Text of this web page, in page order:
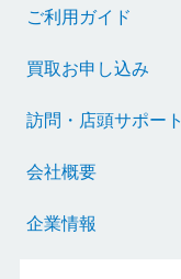
ご利用ガイド
買取お申し込み
訪問・店頭サポート
会社概要
企業情報